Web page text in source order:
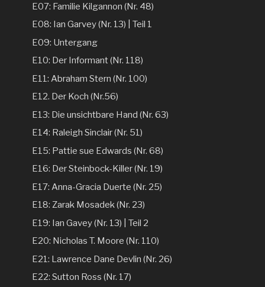
E07: Familie Kilgannon (Nr. 48)
E08: Ian Garvey (Nr. 13) | Teil 1
E09: Untergang
E10: Der Informant (Nr. 118)
E11: Abraham Stern (Nr. 100)
E12. Der Koch (Nr.56)
E13: Die unsichtbare Hand (Nr. 63)
E14: Raleigh Sinclair (Nr. 51)
E15: Pattie sue Edwards (Nr. 68)
E16: Der Steinbock-Killer (Nr. 19)
E17: Anna-Gracia Duerte (Nr. 25)
E18: Zarak Mosadek (Nr. 23)
E19: Ian Gavey (Nr. 13) | Teil 2
E20: Nicholas T. Moore (Nr. 110)
E21: Lawrence Dane Devlin (Nr. 26)
E22: Sutton Ross (Nr. 17)